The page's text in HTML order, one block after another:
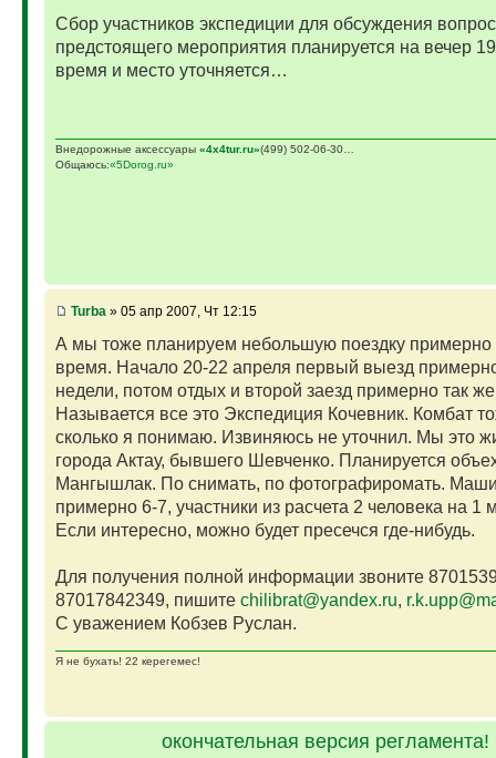
Сбор участников экспедиции для обсуждения
предстоящего мероприятия планируется на вечер
время и место уточняется…
Внедорожные аксессуары «4х4tur.ru»(499) 502-06-30…
Общаюсь:«5Dorog.ru»
Turba » 05 апр 2007, Чт 12:15
А мы тоже планируем небольшую поездку примерно
время. Начало 20-22 апреля первый выезд
недели, потом отдых и второй заезд примерно так
Называется все это Экспедиция Кочевник. Комбат
сколько я понимаю. Извиняюсь не уточнил. Мы это
города Актау, бывшего Шевченко. Планируется
Мангышлак. По снимать, по фотографиромать.
примерно 6-7, участники из расчета 2 человека на 1
Если интересно, можно будет пресечся где-нибудь.
Для получения полной информации звоните
87017842349, пишите chilibrat@yandex.ru,
С уважением Кобзев Руслан.
Я не бухать! 22 керегемес!
окончательная версия регламента!